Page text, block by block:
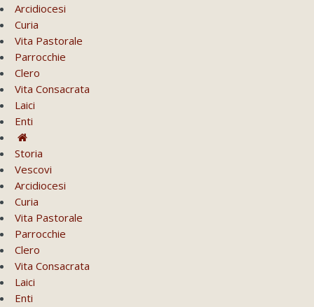
Arcidiocesi
Curia
Vita Pastorale
Parrocchie
Clero
Vita Consacrata
Laici
Enti
Storia
Vescovi
Arcidiocesi
Curia
Vita Pastorale
Parrocchie
Clero
Vita Consacrata
Laici
Enti